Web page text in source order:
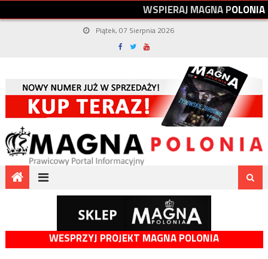
WSPIERAJMAGNAPOLONIA
Piątek, 07 Sierpnia 2026
WESPRZYJ PROJEKT MAGNA POLONIA